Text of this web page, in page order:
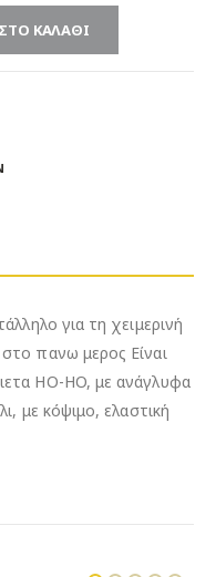
ΚΑΛΆΘΙ
για τη χειμερινή
πανω μερος Είναι
HO-HO, με ανάγλυφα
με κόψιμο, ελαστική